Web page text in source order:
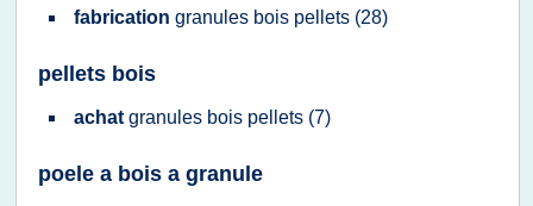
fabrication granules bois pellets (28)
pellets bois
achat granules bois pellets (7)
poele a bois a granule